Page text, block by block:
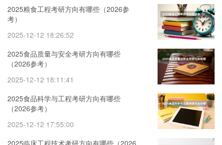
2025粮食工程考研方向有哪些（2026参
考）
2025-12-12 18:26:52
2025食品质量与安全考研方向有哪些
（2026参考）
2025-12-12 18:11:41
2025食品科学与工程考研方向有哪些
（2026参考）
2025-12-12 17:55:00
2025临床工程技术考研方向有哪些（2026